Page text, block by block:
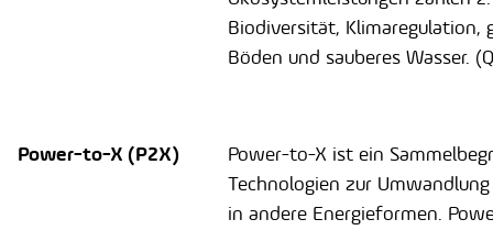
Biodiversität, Klimaregulation,
Böden und sauberes Wasser.
Power-to-X (P2X)
Power-to-X ist ein
Technologien zur
in andere Energieformen.